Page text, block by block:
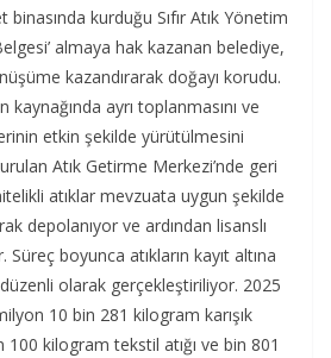
kurduğu Sıfır Atık Yönetim
almaya hak kazanan belediye,
kazandırarak doğayı korudu.
kaynağında ayrı toplanmasını ve
etkin şekilde yürütülmesini
Atık Getirme Merkezi’nde geri
atıklar mevzuata uygun şekilde
depolanıyor ve ardından lisanslı
boyunca atıkların kayıt altına
olarak gerçekleştiriliyor. 2025
10 bin 281 kilogram karışık
100 kilogram tekstil atığı ve bin 801